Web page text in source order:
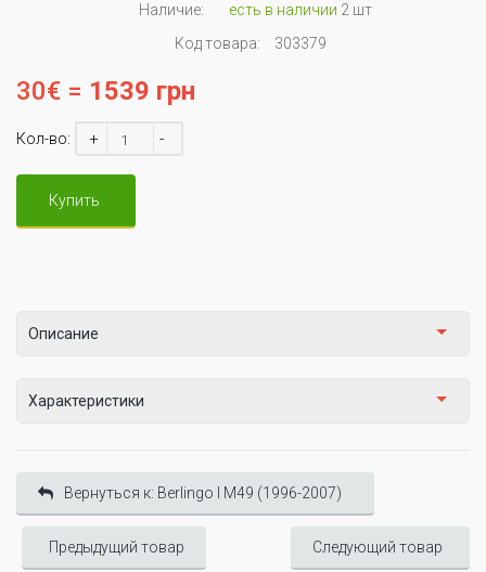
Наличие: есть в наличии 2 шт
Код товара:
303379
30€ = 1539 грн
Кол-во: + -
Купить
Описание
Характеристики
Вернуться к: Berlingo I М49 (1996-2007)
Предыдущий товар Следующий товар